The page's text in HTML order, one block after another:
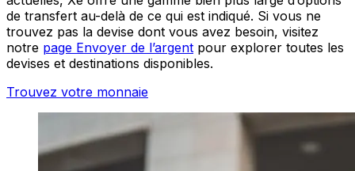
de transfert au-delà de ce qui est indiqué. Si vous ne
trouvez pas la devise dont vous avez besoin, visitez
notre page Envoyer de l’argent pour explorer toutes les
devises et destinations disponibles.
Trouvez votre monnaie